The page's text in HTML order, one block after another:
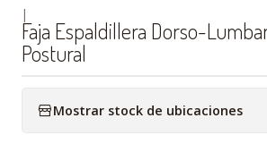
|
Faja Espaldillera Dorso-
Postural
Mostrar stock de ubicaciones